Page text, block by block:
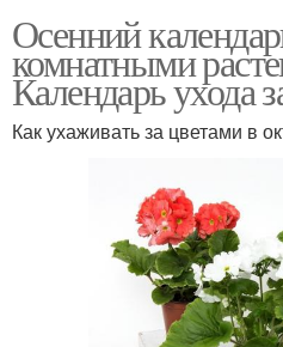
Осенний
комнатными
Календарь ухода
Как ухаживать за цветами в